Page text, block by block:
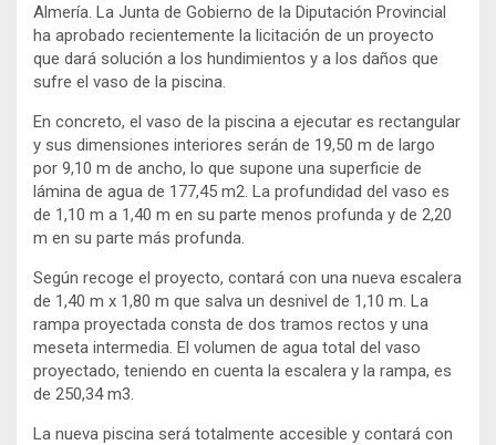
Almería. La Junta de Gobierno de la Diputación Provincial
ha aprobado recientemente la licitación de un proyecto
que dará solución a los hundimientos y a los daños que
sufre el vaso de la piscina.
En concreto, el vaso de la piscina a ejecutar es rectangular
y sus dimensiones interiores serán de 19,50 m de largo
por 9,10 m de ancho, lo que supone una superficie de
lámina de agua de 177,45 m2. La profundidad del vaso es
de 1,10 m a 1,40 m en su parte menos profunda y de 2,20
m en su parte más profunda.
Según recoge el proyecto, contará con una nueva escalera
de 1,40 m x 1,80 m que salva un desnivel de 1,10 m. La
rampa proyectada consta de dos tramos rectos y una
meseta intermedia. El volumen de agua total del vaso
proyectado, teniendo en cuenta la escalera y la rampa, es
de 250,34 m3.
La nueva piscina será totalmente accesible y contará con